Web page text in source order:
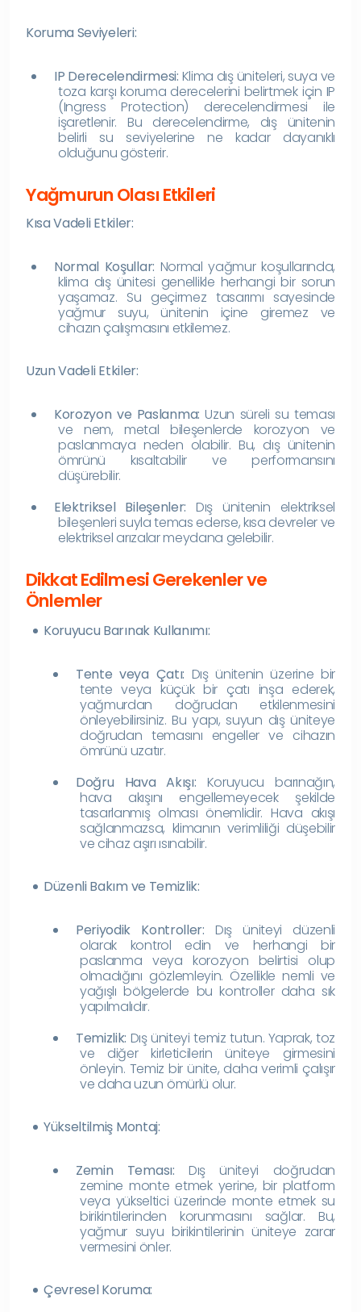
Koruma Seviyeleri:
IP Derecelendirmesi: Klima dış üniteleri, suya ve
toza karşı koruma derecelerini belirtmek için IP
(Ingress Protection) derecelendirmesi ile
işaretlenir. Bu derecelendirme, dış ünitenin
belirli su seviyelerine ne kadar dayanıklı
olduğunu gösterir.
Yağmurun Olası Etkileri
Kısa Vadeli Etkiler:
Normal Koşullar: Normal yağmur koşullarında,
klima dış ünitesi genellikle herhangi bir sorun
yaşamaz. Su geçirmez tasarımı sayesinde
yağmur suyu, ünitenin içine giremez ve
cihazın çalışmasını etkilemez.
Uzun Vadeli Etkiler:
Korozyon ve Paslanma: Uzun süreli su teması
ve nem, metal bileşenlerde korozyon ve
paslanmaya neden olabilir. Bu, dış ünitenin
ömrünü kısaltabilir ve performansını
düşürebilir.
Elektriksel Bileşenler: Dış ünitenin elektriksel
bileşenleri suyla temas ederse, kısa devreler ve
elektriksel arızalar meydana gelebilir.
Dikkat Edilmesi Gerekenler ve
Önlemler
Koruyucu Barınak Kullanımı:
Tente veya Çatı: Dış ünitenin üzerine bir
tente veya küçük bir çatı inşa ederek,
yağmurdan doğrudan etkilenmesini
önleyebilirsiniz. Bu yapı, suyun dış üniteye
doğrudan temasını engeller ve cihazın
ömrünü uzatır.
Doğru Hava Akışı: Koruyucu barınağın,
hava akışını engellemeyecek şekilde
tasarlanmış olması önemlidir. Hava akışı
sağlanmazsa, klimanın verimliliği düşebilir
ve cihaz aşırı ısınabilir.
Düzenli Bakım ve Temizlik:
Periyodik Kontroller: Dış üniteyi düzenli
olarak kontrol edin ve herhangi bir
paslanma veya korozyon belirtisi olup
olmadığını gözlemleyin. Özellikle nemli ve
yağışlı bölgelerde bu kontroller daha sık
yapılmalıdır.
Temizlik: Dış üniteyi temiz tutun. Yaprak, toz
ve diğer kirleticilerin üniteye girmesini
önleyin. Temiz bir ünite, daha verimli çalışır
ve daha uzun ömürlü olur.
Yükseltilmiş Montaj:
Zemin Teması: Dış üniteyi doğrudan
zemine monte etmek yerine, bir platform
veya yükseltici üzerinde monte etmek su
birikintilerinden korunmasını sağlar. Bu,
yağmur suyu birikintilerinin üniteye zarar
vermesini önler.
Çevresel Koruma: